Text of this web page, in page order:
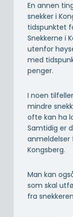
En annen
snekker i
tidspunktet
Snekkerne i
utenfor
med
penger.
I noen
mindre
ofte kan ha
Samtidig er
anmeldelser
Kongsberg.
Man kan
som skal
fra